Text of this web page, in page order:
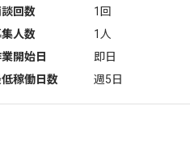
回数
1回
人数
1人
開始日
即日
稼働日数
週5日